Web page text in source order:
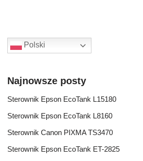
Polski
Najnowsze posty
Sterownik Epson EcoTank L15180
Sterownik Epson EcoTank L8160
Sterownik Canon PIXMA TS3470
Sterownik Epson EcoTank ET-2825